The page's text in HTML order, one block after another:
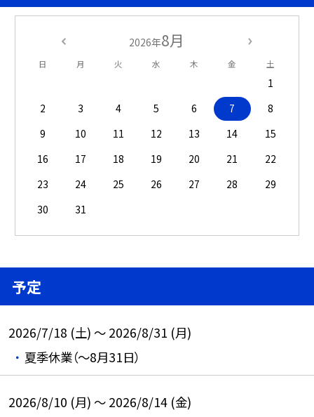
2026年8月
日 月 火 水 木 金 土
1
2
3 4 5 6 7
8
9
10 11 12 13 14
15
16
17 18 19 20 21
22
23
24 25 26 27 28
29
30
31
予定
2026/7/18 (土) ～ 2026/8/31 (月)
夏季休業（～8月31日）
2026/8/10 (月) ～ 2026/8/14 (金)